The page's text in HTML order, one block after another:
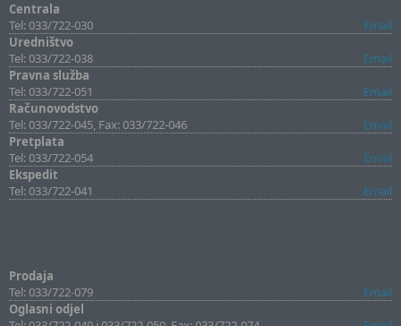
Centrala
Tel: 033/722-030
Email
Uredništvo
Tel: 033/722-038
Email
Pravna služba
Tel: 033/722-051
Email
Računovodstvo
Tel: 033/722-045, Fax: 033/722-046
Email
Pretplata
Tel: 033/722-054
Email
Ekspedit
Tel: 033/722-041
Email
Prodaja
Tel: 033/722-079
Email
Oglasni odjel